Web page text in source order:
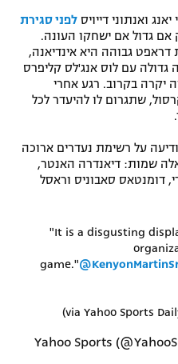
ואנתוני דייויס לפני סגירת
אם גדול אם ישחקו העונה.
גבוהה היא אינדיאנה,
גדולה עם לוס אנג'לס קליפרס
יקרה בקרוב. רגע אחרי
שתגרום לו להיעדר לכל
על רשימת נעדרים ארוכה
שמות: דיאנדרה האנטר,
דומנטאס סאבוניס וראסל
"It is a disgusting
game."
(via Yahoo Sports